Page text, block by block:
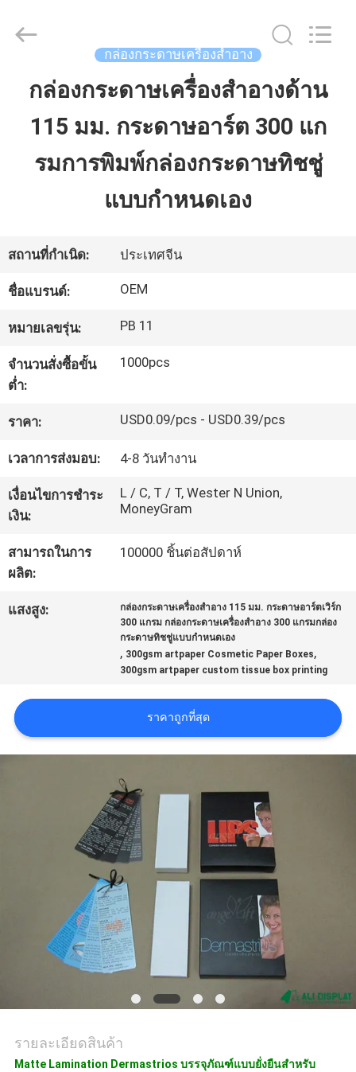
บ้าน
สินค้า
กับ
เรา
โรงงาน
ติดต่อ
เรา
เสนอ
ราคา
เว็บไซต์
PRIVACY
POLICY
DISPLAY
Reserved.
กล่องกระดาษเครื่องสำอาง
กล่องกระดาษเครื่องสำอางด้าน
115 มม. กระดาษอาร์ต 300 แก
รมการพิมพ์กล่องกระดาษทิชชู่
แบบกำหนดเอง
สถานที่กำเนิด: ประเทศจีน
ชื่อแบรนด์: OEM
หมายเลขรุ่น: PB 11
จำนวนสั่งซื้อขั้น
ต่ำ:
1000pcs
ราคา: USD0.09/pcs - USD0.39/pcs
เวลาการส่งมอบ: 4-8 วันทำงาน
เงื่อนไขการชำระ
เงิน:
L / C, T / T, Wester N Union,
MoneyGram
สามารถในการ
ผลิต:
100000 ชิ้นต่อสัปดาห์
แสงสูง:
กล่องกระดาษเครื่องสำอาง 115 มม. กระดาษอาร์ตเวิร์ก
300 แกรม กล่องกระดาษเครื่องสำอาง 300 แกรมกล่อง
กระดาษทิชชู่แบบกำหนดเอง
, 300gsm artpaper Cosmetic Paper Boxes,
300gsm artpaper custom tissue box printing
ราคาถูกที่สุด
รายละเอียดสินค้า
Matte Lamination Dermastrios บรรจุภัณฑ์แบบยั่งยืนสำหรับ